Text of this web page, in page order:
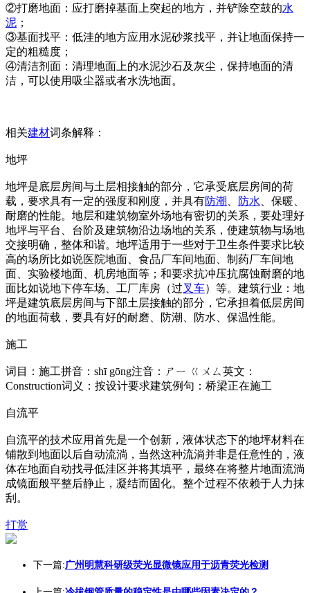
②打磨地面：应打磨掉基面上突起的地方，并铲除空鼓的水
泥 ；
③基面找平：低洼的地方应用水泥砂浆找平，并让地面保持一
定的粗糙度；
④清洁剂面：清理地面上的水泥沙石及灰尘，保持地面的清
洁，可以使用吸尘器或者水洗地面。
相关建材词条解释：
地坪
地坪是底层房间与土层相接触的部分，它承受底层房间的荷
载，要求具有一定的强度和刚度，并具有防潮 防水 、保暖、
耐磨的性能。地层和建筑物室外场地有密切的关系，要处理好
地坪与平台、台阶及建筑物沿边场地的关系，使建筑物与场地
交接明确，整体和谐。地坪适用于一些对于卫生条件要求比较
高的场所比如说医院地面、食品厂车间地面、制药厂车间地
面、实验楼地面、机房地面等；和要求抗冲压抗腐蚀耐磨的地
面比如说地下停车场、工厂库房（过叉车）等。建筑行业：地
坪是建筑底层房间与下部土层接触的部分，它承担着低层房间
的地面荷载，要具有好的耐磨、防潮、防水、保温性能。
施工
词目：施工拼音：shī gōng注音：ㄕㄧ ㄍㄨㄙ英文：
Construction词义：按设计要求建筑例句：桥梁正在施工
自流平
自流平的技术应用首先是一个创新，液体状态下的地坪材料在
铺散到地面以后自动流淌，当然这种流淌并非是任意性的，液
体在地面自动找寻低洼区并将其填平，最终在将整片地面流淌
成镜面般平整后静止，凝结而固化。整个过程不依赖于人力抹
刮。
打赏
下一篇:广州明慧科研级荧光显微镜应用于沥青荧光检测